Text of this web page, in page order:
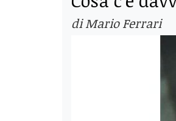
di Mario Ferrari